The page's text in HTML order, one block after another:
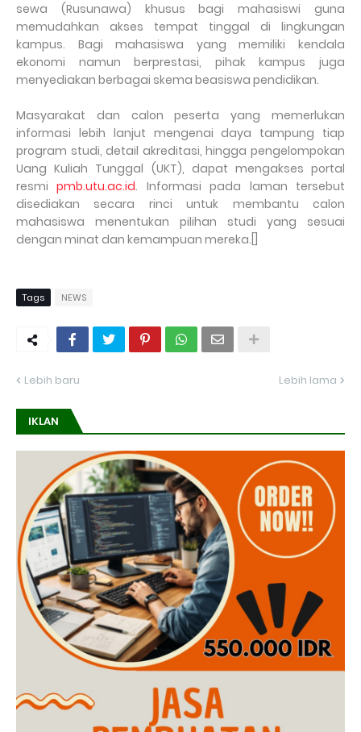
sewa (Rusunawa) khusus bagi mahasiswi guna
memudahkan akses tempat tinggal di lingkungan
kampus. Bagi mahasiswa yang memiliki kendala
ekonomi namun berprestasi, pihak kampus juga
menyediakan berbagai skema beasiswa pendidikan.
Masyarakat dan calon peserta yang memerlukan
informasi lebih lanjut mengenai daya tampung tiap
program studi, detail akreditasi, hingga pengelompokan
Uang Kuliah Tunggal (UKT), dapat mengakses portal
resmipmb.utu.ac.id. Informasi pada laman tersebut
disediakan secara rinci untuk membantu calon
mahasiswa menentukan pilihan studi yang sesuai
dengan minat dan kemampuan mereka.[]
Tags NEWS
Lebih baru Lebih lama
IKLAN